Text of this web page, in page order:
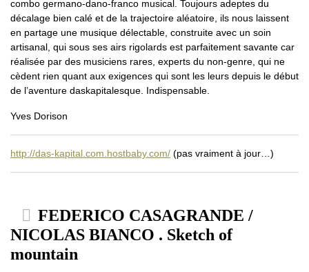
combo germano-dano-franco musical. Toujours adeptes du
décalage bien calé et de la trajectoire aléatoire, ils nous laissent
en partage une musique délectable, construite avec un soin
artisanal, qui sous ses airs rigolards est parfaitement savante car
réalisée par des musiciens rares, experts du non-genre, qui ne
cèdent rien quant aux exigences qui sont les leurs depuis le début
de l’aventure daskapitalesque. Indispensable.
Yves Dorison
http://das-kapital.com.hostbaby.com/ (pas vraiment à jour…)
FEDERICO CASAGRANDE /
NICOLAS BIANCO . Sketch of
mountain